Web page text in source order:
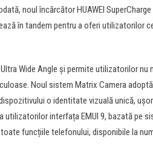
noul încărcător HUAWEI SuperCharge
în tandem pentru a oferi utilizatorilor
Wide Angle și permite utilizatorilor nu
Noul sistem Matrix Camera
o identitate vizuală unică,
utilizatorilor interfața EMUI 9, bazată pe
funcțiile telefonului, disponibile la